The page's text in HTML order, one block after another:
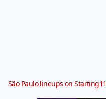
São Paulo lineups on Starting11